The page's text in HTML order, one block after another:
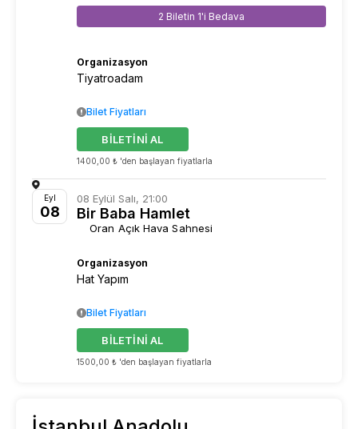
2 Biletin 1'i Bedava
Organizasyon
Tiyatroadam
1400,00 ₺ 'den başlayan fiyatlarla
BİLETİNİ AL
Bilet Fiyatları
Eyl
08
08 Eylül Salı, 21:00
Bir Baba Hamlet
Oran Açık Hava Sahnesi
Organizasyon
Hat Yapım
1500,00 ₺ 'den başlayan fiyatlarla
BİLETİNİ AL
Bilet Fiyatları